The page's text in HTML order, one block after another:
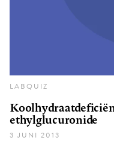
LABQUIZ
ethylglucuronide
3 JUNI 2013